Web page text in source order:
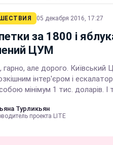
05 декабря 2016, 17:27
за 1800 і
ЦУМ
але дорого. Київський
інтер'єром і
мінімум 1 тис. доларів.
Турликьян
проекта LITE